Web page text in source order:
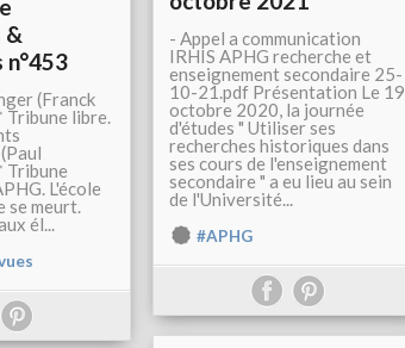
- Appel a communication
IRHIS APHG recherche et
enseignement secondaire 25-
10-21.pdf Présentation Le 19
octobre 2020, la journée
d'études " Utiliser ses
recherches historiques dans
ses cours de l'enseignement
secondaire " a eu lieu au sein
de l'Université...
#APHG
&
n°453
(Franck
Tribune libre.
Tribune
L'école
se meurt.
él...